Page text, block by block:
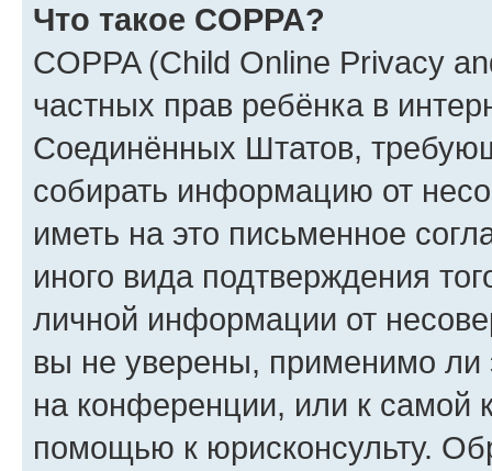
Что такое COPPA?
COPPA (Child Online Privacy
частных прав ребёнка в
Соединённых Штатов,
собирать информацию от
иметь на это письменное
иного вида подтверждения
личной информации от
вы не уверены, применимо ли
на конференции, или к самой
помощью к юрисконсульту.